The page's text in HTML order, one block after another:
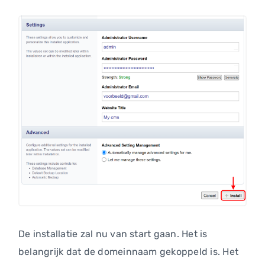
De installatie zal nu van start gaan. Het is
belangrijk dat de domeinnaam gekoppeld is. Het